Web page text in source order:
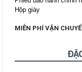
Hộp giày
MIỄN PHÍ VẬN